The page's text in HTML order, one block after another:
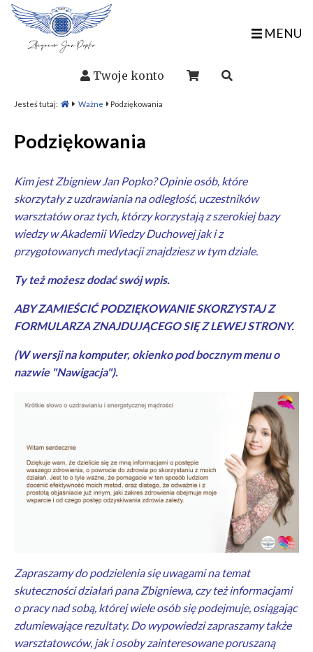
MENU
Twoje konto
Jesteś tutaj: Ważne Podziękowania
Podziękowania
Kim jest Zbigniew Jan Popko? Opinie osób, które
skorzytały zuzdrawiania na odległość, uczestników
warsztatóworaz tych, którzy korzystają z szerokiej bazy
wiedzy wAkademii Wiedzy Duchowejjak i z
przygotowanychmedytacjiznajdziesz w tym dziale.
Ty też możesz dodać swój wpis.
ABY ZAMIEŚCIĆ PODZIĘKOWANIE SKORZYSTAJ Z
FORMULARZA ZNAJDUJĄCEGO SIĘ Z LEWEJ STRONY.
(W wersji na komputer, okienko pod bocznym menu o
nazwie "Nawigacja").
Zapraszamy do podzielenia się uwagami na temat
skuteczności działań pana Zbigniewa, czy też informacjami
o pracy nad sobą, której wiele osób się podejmuje, osiągając
zdumiewające rezultaty. Do wypowiedzi zapraszamy także
warsztatowców, jak i osoby zainteresowane poruszaną